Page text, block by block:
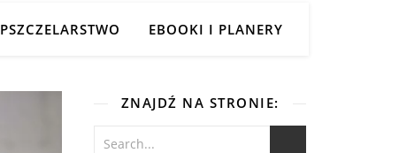
PSZCZELARSTWO EBOOKI I PLANERY
ZNAJDŹ NA STRONIE: